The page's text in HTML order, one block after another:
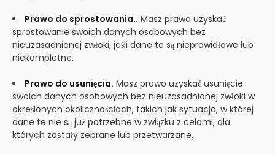
Prawo do sprostowania.. Masz prawo uzyskać
sprostowanie swoich danych osobowych bez
nieuzasadnionej zwłoki, jeśli dane te są nieprawidłowe lub
niekompletne.
Prawo do usunięcia. Masz prawo uzyskać usunięcie
swoich danych osobowych bez nieuzasadnionej zwłoki w
określonych okolicznościach, takich jak sytuacja, w której
dane te nie są już potrzebne w związku z celami, dla
których zostały zebrane lub przetwarzane.